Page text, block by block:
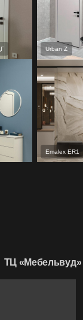
Urban Z
Emalex ER1
ТЦ «Мебельвуд»